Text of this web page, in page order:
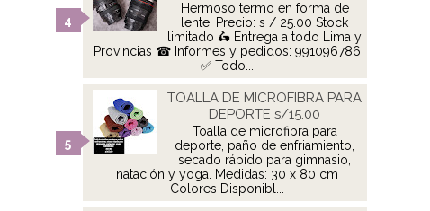
Hermoso termo en forma de
lente. Precio: s / 25.00 Stock
limitado 🛵 Entrega a todo Lima y
Provincias ☎ Informes y pedidos: 991096786
✅ Todo...
TOALLA DE MICROFIBRA PARA
DEPORTE s/15.00
Toalla de microfibra para
deporte, paño de enfriamiento,
secado rápido para gimnasio,
natación y yoga. Medidas: 30 x 80 cm
Colores Disponibl...